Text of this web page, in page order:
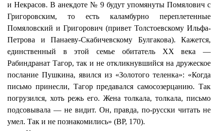
и Некрасов. В анекдоте № 9 будут упомянуты Помялович с
Григоровским, то есть каламбурно переплетенные
Помяловский и Григорович (привет Толстоевскому Ильфа-
Петрова и Панаеву-Скабичевскому Булгакова). Кажется,
единственный в этой семье обитатель XX века —
Рабиндранат Тагор, так и не откликнувшийся на дружеское
послание Пушкина, явился из «Золотого теленка»: «Когда
письмо принесли, Тагор предавался самосозерцанию. Так
погрузился, хоть режь его. Жена толкала, толкала, письмо
подсовывала — не видит. Он, правда, по-русски читать не
умел. Так и не познакомились» (ВР, 170).